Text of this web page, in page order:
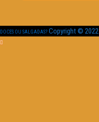
DOCES OU SALGADAS? Copyright © 2022